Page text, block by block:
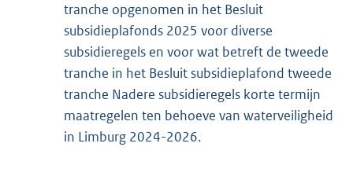
tranche opgenomen in het Besluit
subsidieplafonds 2025 voor diverse
subsidieregels en voor wat betreft de tweede
tranche in het Besluit subsidieplafond tweede
tranche Nadere subsidieregels korte termijn
maatregelen ten behoeve van waterveiligheid
in Limburg 2024-2026.